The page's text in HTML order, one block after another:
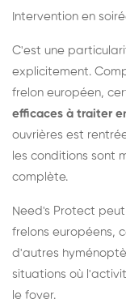
Intervention en
C'est une
explicitement.
frelon européen,
efficaces à traiter
ouvrières est
les conditions sont
complète.
Need's Protect
frelons européens,
d'autres
situations où
le foyer.